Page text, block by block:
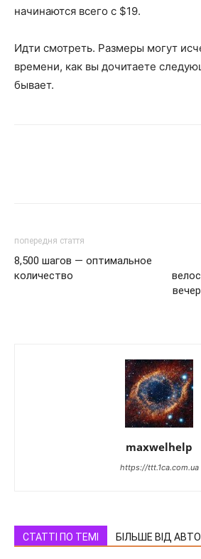
начинаются всего с $19.
Идти смотреть. Размеры могут
времени, как вы дочитаете
бывает.
попередня стаття
8,500 шагов — оптимальное
количество
maxwelhelp
https://ttt.1ca.com.ua
СТАТТІ ПО ТЕМІ БІЛЬШЕ ВІД